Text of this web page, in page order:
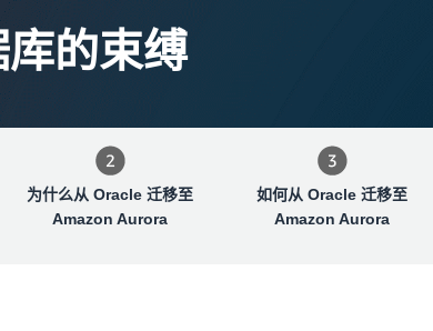
的束缚
为什么从 Oracle 迁移至
Amazon Aurora
如何从 Oracle 迁移至
Amazon Aurora